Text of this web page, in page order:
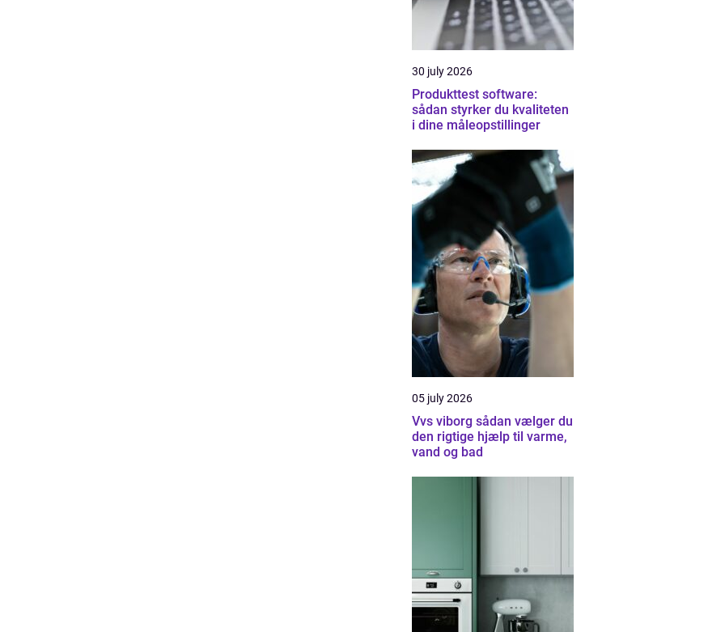
30 july 2026
Produkttest software:
sådan styrker du kvaliteten
i dine måleopstillinger
05 july 2026
Vvs viborg sådan vælger du
den rigtige hjælp til varme,
vand og bad